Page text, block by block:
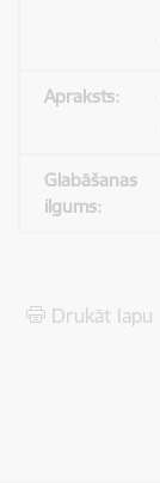
Drukāt lapu